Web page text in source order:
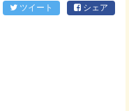
ツイート シェア